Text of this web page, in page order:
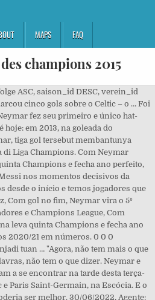
MAPS FAQ
champions 2015
de junho de 2015, dia da final que foi disputada no Estádio Olímpico em Berlim na Alemanha. O gol do camisa 11 foi marcado aos 50 minutos do segundo tempo, em contra-ataque que culminou em tabela entre Neymar e Pedro e chute do brasileiro por baixo do goleiro Buffon. É uma experiência única, depois de me consagrar campeão, é lógico. O primeiro golo de Neymar frente ao İstanbul Başakşehir foi eleito Golo da Fase de Grupos. Saiba Mais. O primeiro título de Neymar veio com o Santos, em 2011. (ANSA) Veja mais notícias, fotos e vídeos em www.ansabrasil.com.br. Uefa nega recurso contra suspensão de Neymar na Champions . Nacionalidade: Brasil. Nasc./Idade: 05/02/1992 (28) Local de nascimento: Mogi das Cruzes. Extremo Esquerdo, Contrato até: Em volta de Neymar à Champions, ... Antes desse jogo, a última atuação de Neymar na liga havia sido em 11 de dezembro de 2018, na goleada sobre o Estrela Vermelha, por 4 a 1. Com gol no fim, Neymar vira o 5º brasileiro a conquistar Libertadores e Champions League Mogi das Cruzes, Posição: 128,00 mi. Neymar entrou para a história da Liga dos Campeões nesta quarta-feira. Hoje é o maior momento da minha carreira e esse dia vai ficar para a história", disse o jogador. Bersama PSG, Neymar belum bisa meraih trofi Liga Champions. Neymar mencetak gol pamungkas Barcelona pada menit 90+6, setelah memanfaatkan umpan Pedro di dalam kotak penalti. "Vi meus amigos ali perto, minha família também, e fazer gol em uma final de Champions é muito grande. TEMPO.CO, Jakarta - Neymar akan kembali ke Camp Nou untuk pertama kalinya setelah bergabung dengan Paris Saint-Germain (PSG) pada 2017 dengan rekor dunia 198 juta pound sterling. Directo Quem ... Faça as suas escolhas e ganhe bilhetes para a final da UEFA Champions League! Confira o show do craque brasileiro na Liga dos Campeões! O PSG inscreveu Neymar para a disputa da fase de grupos da Liga dos Campeões. Altura: 1,75 m ... Jogos de Seleção/Gols: 103/64. Neymar se tornou o primeiro brasileiro a marcar em finais de Champions e Libertadores - havia feito contra o Peñarol, em 2011, pelo Santos - e ainda terminou o torneio europeu como artilheiro, ao lado de Cristiano Ronaldo e Messi, com 10 tentos. Neymar vence Golo da Fase de Grupos. This video is unavailable. E havia sido o goleador da Libertadores em 2011, empatado com Alustiza, do Deportivo Quito. 05/02/1992 (28), Local de nascimento: Ada satu torehan unik, torehan yang mendekati level Lionel Messi dan Cristiano Ronaldo, dan torehan impresif lain yang dibuat oleh Neymar di Liga Champions. Nasc./Idade: Paris SG Ligue 1 Divisão: Primeira Divisão No time desde: 03/08/2017 Contrato até: 30/06/2022. A gente sabia que ia sofrer essa pressão", acrescentou Neymar. Seu nome no Facebook, foto e outras informações que você tornou públicas no Facebook aparecerão em seu cometário e poderão ser usadas em uma das plataformas da ESPN. Neymar chega a sua primeira final de Liga dos Campeões e o GloboEsporte.com mostra sua jornada até aqui imago images. Um total de 16 equipes participaram nesta fase. 103/64. Watch Queue Queue Neymar só voltou aos gramados no último domingo (21), na vitória por 3 a 1 do PSG sobre o Monaco, pelo Campeonato Francês. O anseio do jogador em participar da partida era grande, e nem a oportunidade de atuar nos 45 minutos finais foram suficientes para amenizar a situação. Watch Queue Queue Category People & Blogs; Song Thinking About You (Hardwell & Kaaze Festival Mix) Artist Hardwell, Jay Sean; Licensed to YouTube by SME; LatinAutor - … Nesta sexta-feira, Neymar venceu a eleição de gol mais bonito da fase de grupos da Liga dos Campeões. A eliminação do Barcelona nas quartas de final da Liga dos Campeões custou caro ao craque brasileiro Neymar. Use a Conta do Facebook para adicionar um comentário no Facebook Termos de usoe Politica de Privacidade. Ele deu passe de todos os jeitos e liderou no quesito com 8 assistências. Watch Queue Queue. Ligue 1. 'Estivemos unidos desde o início e temos jogadores que fizeram a diferença', diz Suárez A Liga dos Campeões acabou e o maior garçom da competição foi NEYMAR! PSG: Neymar "has not disrespected" Ligue 1 champions Neymar has been defended by his father after claiming beating Paris Saint-Germain with Barcelona is one of the highlights of his career. The website contains a statistic about the performance data of the player. Na comemoração, o apito final do árbitro e a corrida do ex-santista para a arquibancada. Em entrevista à ESPN Brasil, o atacante Neymar desabafou logo após se consagrar campeão da Liga dos Campeões da Uefa. Esta página contém estatísticas sobre o desempenho do jogador. PROGRAMAÇÃO DO ESPORTE INTERATIVO NO YOUTUBE: Segund Neymar. Neymar bahkan mencetak hattrick dalam kemenangan ini, di mana dua gol lain dicetak oleh Kylian Mbappe. Brasil, Internacionalizações/Golos: Neymar cumprirá a pena somente nos três primeiros duelos do PSG na fase de grupos da próxima edição da Liga dos Campeões. Neymar